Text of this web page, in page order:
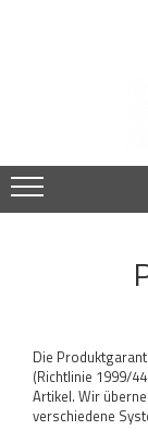
Bodenprofile
Galsklemmen
Glasklemme zur
Nutrohre
Punkthaltern
Schrauben -
croso
Die
(Richtlinie 1999/
Artikel. Wir
verschiedene